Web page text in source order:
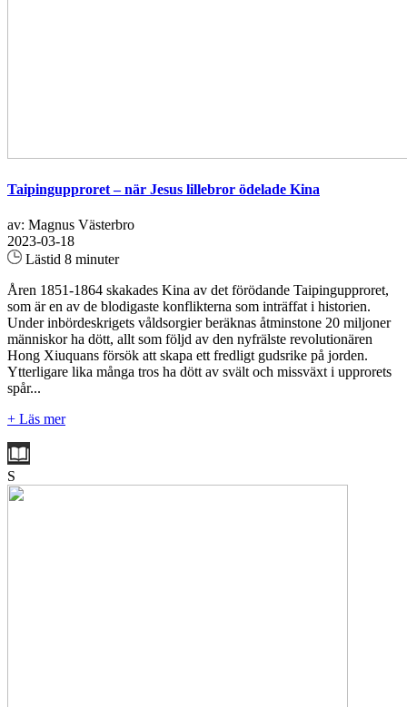
Taipingupproret – när Jesus lillebror ödelade Kina
av: Magnus Västerbro
2023-03-18
Lästid 8 minuter
Åren 1851-1864 skakades Kina av det förödande Taipingupproret,
som är en av de blodigaste konflikterna som inträffat i historien.
Under inbördeskrigets våldsorgier beräknas åtminstone 20 miljoner
människor ha dött, allt som följd av den nyfrälste revolutionären
Hong Xiuquans försök att skapa ett fredligt gudsrike på jorden.
Ytterligare lika många tros ha dött av svält och missväxt i upprorets
spår...
+ Läs mer
S